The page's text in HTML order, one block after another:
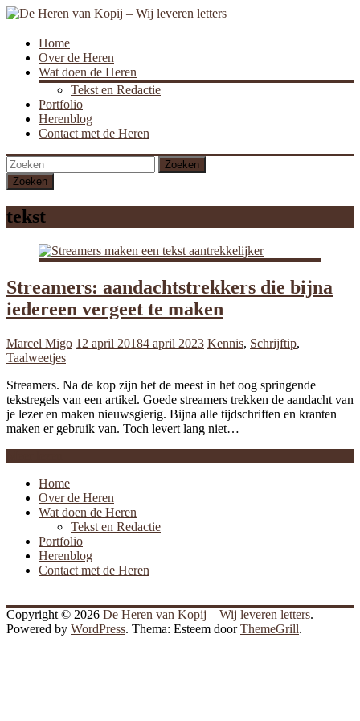
Heren
van
Kopij
Wij
leveren
letters
Home
Over de Heren
Wat doen de Heren
Tekst en Redactie
Portfolio
Herenblog
Contact met de Heren
Zoeken
tekst
Streamers: aandachtstrekkers die bijna
iedereen vergeet te maken
Marcel Migo 12 april 20184 april 2023 Kennis, Schrijftip,
Taalweetjes
Streamers. Na de kop zijn het de meest in het oog springende
tekstregels van een artikel. Goede streamers trekken de aandacht van
je lezer en maken nieuwsgierig. Bijna alle tijdschriften en kranten
maken er gebruik van. Toch levert lang niet…
Home
Over de Heren
Wat doen de Heren
Tekst en Redactie
Portfolio
Herenblog
Contact met de Heren
Copyright © 2026 De Heren van Kopij – Wij leveren letters.
Powered by WordPress. Thema: Esteem doorThemeGrill.